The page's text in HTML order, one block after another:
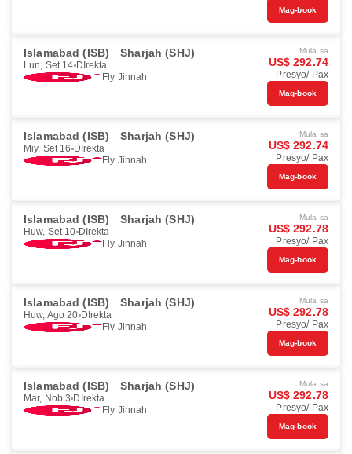
Mag-book
Islamabad (ISB) Sharjah (SHJ)
Lun, Set 14 DIrekta
Fly Jinnah
Mula sa
US$ 292.74
Presyo/ Pax
Mag-book
Islamabad (ISB) Sharjah (SHJ)
Miy, Set 16 DIrekta
Fly Jinnah
Mula sa
US$ 292.74
Presyo/ Pax
Mag-book
Islamabad (ISB) Sharjah (SHJ)
Huw, Set 10 DIrekta
Fly Jinnah
Mula sa
US$ 292.78
Presyo/ Pax
Mag-book
Islamabad (ISB) Sharjah (SHJ)
Huw, Ago 20 DIrekta
Fly Jinnah
Mula sa
US$ 292.78
Presyo/ Pax
Mag-book
Islamabad (ISB) Sharjah (SHJ)
Mar, Nob 3 DIrekta
Fly Jinnah
Mula sa
US$ 292.78
Presyo/ Pax
Mag-book